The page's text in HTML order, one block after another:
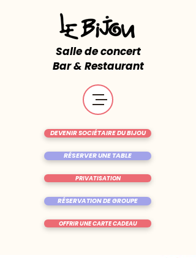
Salle de concert
Bar & Restaurant
RÉSERVER UNE TABLE
OFFRIR UNE CARTE CADEAU
DEVENIR SOCIÉTAIRE DU BIJOU
RÉSERVATION DE GROUPE
PRIVATISATION